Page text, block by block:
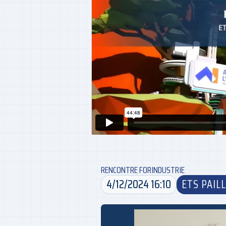
RENCONTRE FORINDUSTRIE
4/12/2024 16:10 ETS